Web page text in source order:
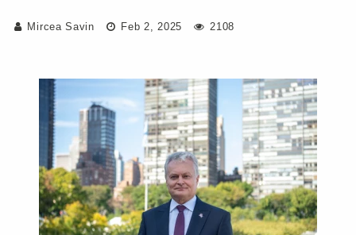
Mircea Savin Feb 2, 2025 2108